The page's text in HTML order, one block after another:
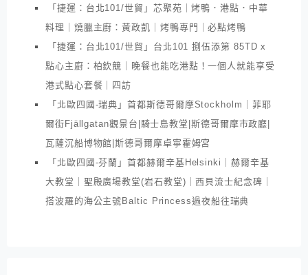
「捷運：台北101/世貿」芯聚苑｜烤鴨．港點．中華
料理｜燒臘主廚：黃政凱｜烤鴨專門｜必點烤鴨
「捷運：台北101/世貿」台北101 捌伍添第 85TD x
點心主廚：柏欽競｜晚餐也能吃港點！一個人就能享受
港式點心套餐｜四訪
「北歐四國-瑞典」首都斯德哥爾摩Stockholm｜菲耶
爾街Fjällgatan觀景台|騎士島教堂|斯德哥爾摩市政廳|
瓦薩沉船博物館|斯德哥爾摩卓寧霍姆宮
「北歐四國-芬蘭」首都赫爾辛基Helsinki｜赫爾辛基
大教堂｜聖殿廣場教堂(岩石教堂)｜西貝流士紀念碑｜
搭波羅的海公主號Baltic Princess過夜船往瑞典